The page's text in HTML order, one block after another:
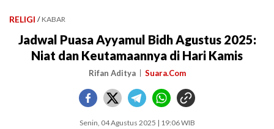
RELIGI / KABAR
Jadwal Puasa Ayyamul Bidh Agustus 2025:
Niat dan Keutamaannya di Hari Kamis
Rifan Aditya Suara.Com
Senin, 04 Agustus 2025 | 19:06 WIB